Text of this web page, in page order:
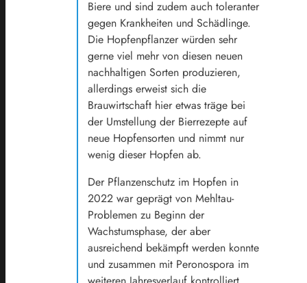
Biere und sind zudem auch toleranter
gegen Krankheiten und Schädlinge.
Die Hopfenpflanzer würden sehr
gerne viel mehr von diesen neuen
nachhaltigen Sorten produzieren,
allerdings erweist sich die
Brauwirtschaft hier etwas träge bei
der Umstellung der Bierrezepte auf
neue Hopfensorten und nimmt nur
wenig dieser Hopfen ab.
Der Pflanzenschutz im Hopfen in
2022 war geprägt von Mehltau-
Problemen zu Beginn der
Wachstumsphase, der aber
ausreichend bekämpft werden konnte
und zusammen mit Peronospora im